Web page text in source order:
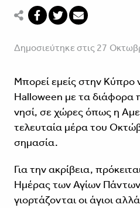
Δημοσιεύτηκε στις 27
Μπορεί εμείς στην Κύπρο
Halloween με τα διάφορα
νησί, σε χώρες όπως η
τελευταία μέρα του
σημασία.
Για την ακρίβεια,
Ημέρας των Αγίων
γιορτάζονται οι άγιοι